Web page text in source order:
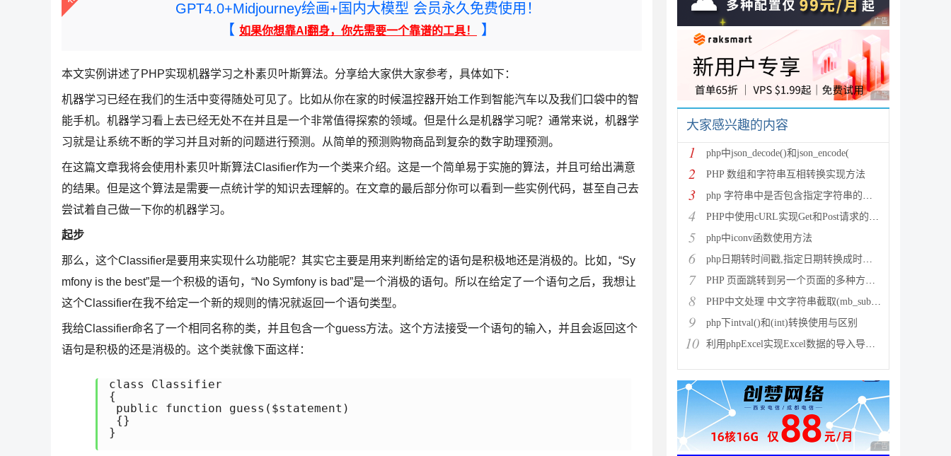
GPT4.0+Midjourney绘画+国内大模型 会员永久免费使用！
【 如果你想靠AI翻身，你先需要一个靠谱的工具！ 】
本文实例讲述了PHP实现机器学习之朴素贝叶斯算法。分享给大家供大家参考，具体如下：
机器学习已经在我们的生活中变得随处可见了。比如从你在家的时候温控器开始工作到智能汽车以及我们口袋中的智
能手机。机器学习看上去已经无处不在并且是一个非常值得探索的领域。但是什么是机器学习呢？通常来说，机器学
习就是让系统不断的学习并且对新的问题进行预测。从简单的预测购物商品到复杂的数字助理预测。
在这篇文章我将会使用朴素贝叶斯算法Clasifier作为一个类来介绍。这是一个简单易于实施的算法，并且可给出满意
的结果。但是这个算法是需要一点统计学的知识去理解的。在文章的最后部分你可以看到一些实例代码，甚至自己去
尝试着自己做一下你的机器学习。
起步
那么，这个Classifier是要用来实现什么功能呢？其实它主要是用来判断给定的语句是积极地还是消极的。比如，“Sy
mfony is the best”是一个积极的语句，“No Symfony is bad”是一个消极的语句。所以在给定了一个语句之后，我想让
这个Classifier在我不给定一个新的规则的情况就返回一个语句类型。
我给Classifier命名了一个相同名称的类，并且包含一个guess方法。这个方法接受一个语句的输入，并且会返回这个
语句是积极的还是消极的。这个类就像下面这样：
class Classifier
{
public function guess($statement)
{}
}
广告 商业广告，理性
广告 商业广告，理性
大家感兴趣的内容
1 php中json_decode()和json_encode(
2 PHP 数组和字符串互相转换实现方法
3 php 字符串中是否包含指定字符串的多种方法
4 PHP中使用cURL实现Get和Post请求的方法
5 php中iconv函数使用方法
6 php日期转时间戳,指定日期转换成时间戳
7 PHP 页面跳转到另一个页面的多种方法方法总结
8 PHP中文处理 中文字符串截取(mb_substr)和获取中
9 php下intval()和(int)转换使用与区别
10 利用phpExcel实现Excel数据的导入导出(全步骤详细
广告 商业广告，理性